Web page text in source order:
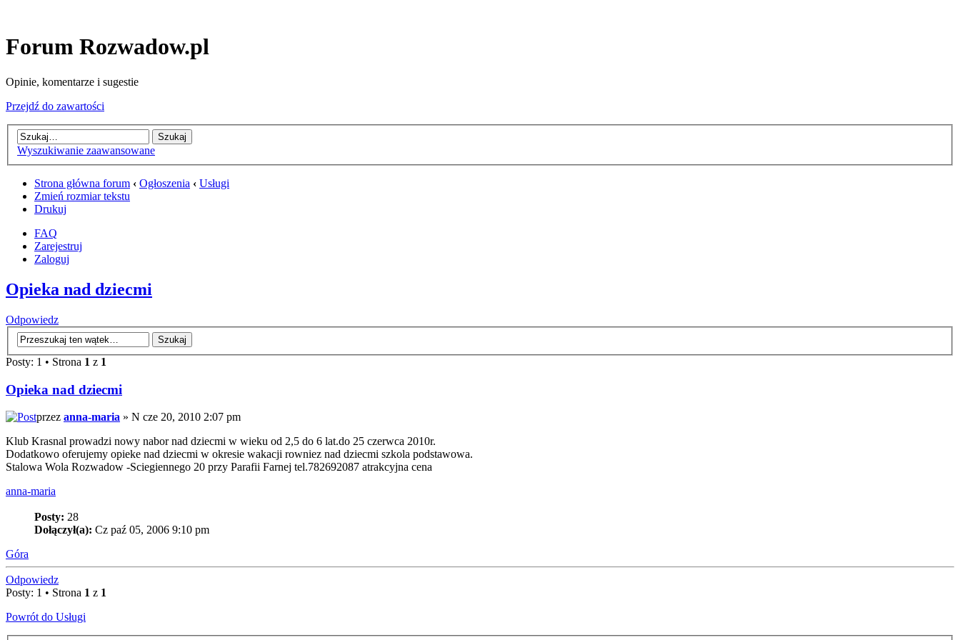
Forum Rozwadow.pl
Opinie, komentarze i sugestie
Przejdź do zawartości
Wyszukiwanie zaawansowane
Strona główna forum ‹ Ogłoszenia ‹ Usługi
Zmień rozmiar tekstu
Drukuj
FAQ
Zarejestruj
Zaloguj
Opieka nad dziecmi
Odpowiedz
Posty: 1 • Strona 1 z 1
Opieka nad dziecmi
przez anna-maria » N cze 20, 2010 2:07 pm
Klub Krasnal prowadzi nowy nabor nad dziecmi w wieku od 2,5 do 6 lat.do 25 czerwca 2010r.
Dodatkowo oferujemy opieke nad dziecmi w okresie wakacji rowniez nad dziecmi szkola podstawowa.
Stalowa Wola Rozwadow -Sciegiennego 20 przy Parafii Farnej tel.782692087 atrakcyjna cena
anna-maria
Posty: 28
Dołączył(a): Cz paź 05, 2006 9:10 pm
Góra
Odpowiedz
Posty: 1 • Strona 1 z 1
Powrót do Usługi